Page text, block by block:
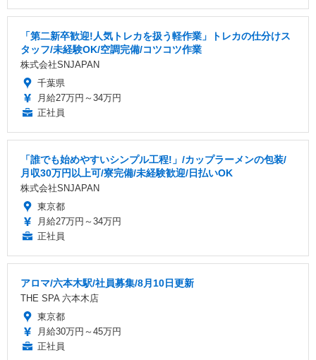
「第二新卒歓迎!人気トレカを扱う軽作業」トレカの仕分けス
タッフ/未経験OK/空調完備/コツコツ作業
株式会社SNJAPAN
千葉県
月給27万円～34万円
正社員
「誰でも始めやすいシンプル工程!」/カップラーメンの包装/
月収30万円以上可/寮完備/未経験歓迎/日払いOK
株式会社SNJAPAN
東京都
月給27万円～34万円
正社員
アロマ/六本木駅/社員募集/8月10日更新
THE SPA 六本木店
東京都
月給30万円～45万円
正社員